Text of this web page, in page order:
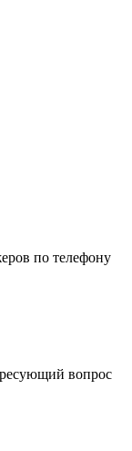
по телефону
вопрос